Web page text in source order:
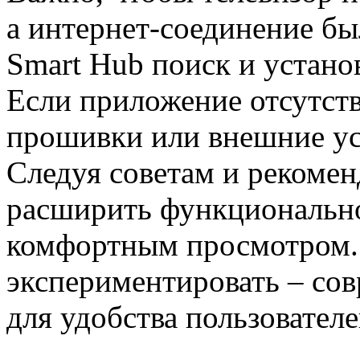
а интернет-соединение
Smart Hub поиск и
Если приложение
прошивки или внешние
Следуя советам и
расширить
комфортным
экспериментировать –
для удобства